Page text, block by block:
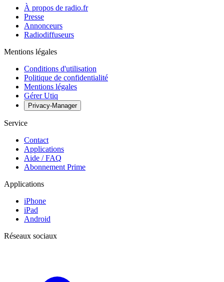
À propos de radio.fr
Presse
Annonceurs
Radiodiffuseurs
Mentions légales
Conditions d'utilisation
Politique de confidentialité
Mentions légales
Gérer Utiq
Privacy-Manager
Service
Contact
Applications
Aide / FAQ
Abonnement Prime
Applications
iPhone
iPad
Android
Réseaux sociaux